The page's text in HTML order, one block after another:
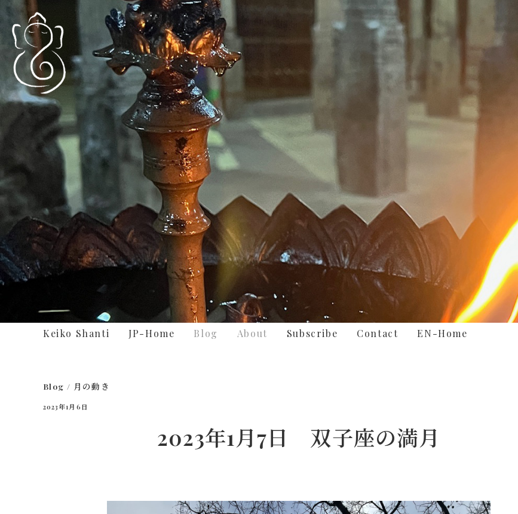
Keiko Shanti JP-Home Blog About Subscribe Contact EN-Home
Blog / 月の動き
2023年1月6日
2023年1月7日 双子座の満月